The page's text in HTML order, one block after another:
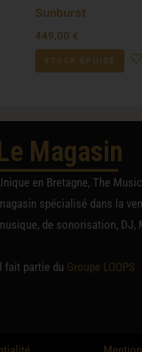
Sunburst
449,00 €
STOCK ÉPUISÉ
Magasin
en Bretagne, The
spécialisé dans la
de sonorisation, DJ,
fait partie du Groupe LOOPS